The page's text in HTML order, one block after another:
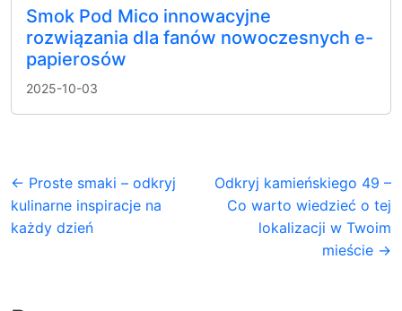
Smok Pod Mico innowacyjne
rozwiązania dla fanów nowoczesnych e-
papierosów
2025-10-03
← Proste smaki – odkryj
kulinarne inspiracje na
każdy dzień
Odkryj kamieńskiego 49 –
Co warto wiedzieć o tej
lokalizacji w Twoim
mieście →